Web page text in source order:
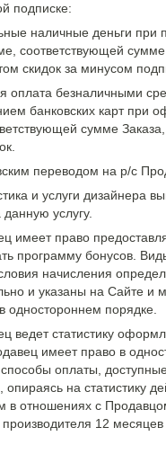
подписке:
наличные деньги при
соответствующей
скидок за минусом
оплата безналичными
банковских карт при
сумме
переводом на р/с
и услуги дизайнера
услугу.
имеет право
программу бонусов.
начисления
и указаны на Сайте и
одностороннем порядке.
ведет статистику
имеет право в
оплаты,
опираясь на статистику
в отношениях с
производителя 12 месяцев